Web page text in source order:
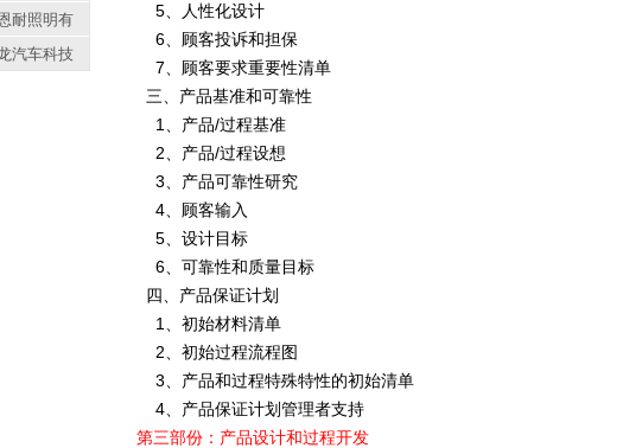
耐照明有
汽车科技
5、人性化设计
6、顾客投诉和担保
7、顾客要求重要性清单
三、产品基准和可靠性
1、产品/过程基准
2、产品/过程设想
3、产品可靠性研究
4、顾客输入
5、设计目标
6、可靠性和质量目标
四、产品保证计划
1、初始材料清单
2、初始过程流程图
3、产品和过程特殊特性的初始清单
4、产品保证计划管理者支持
第三部份：产品设计和过程开发